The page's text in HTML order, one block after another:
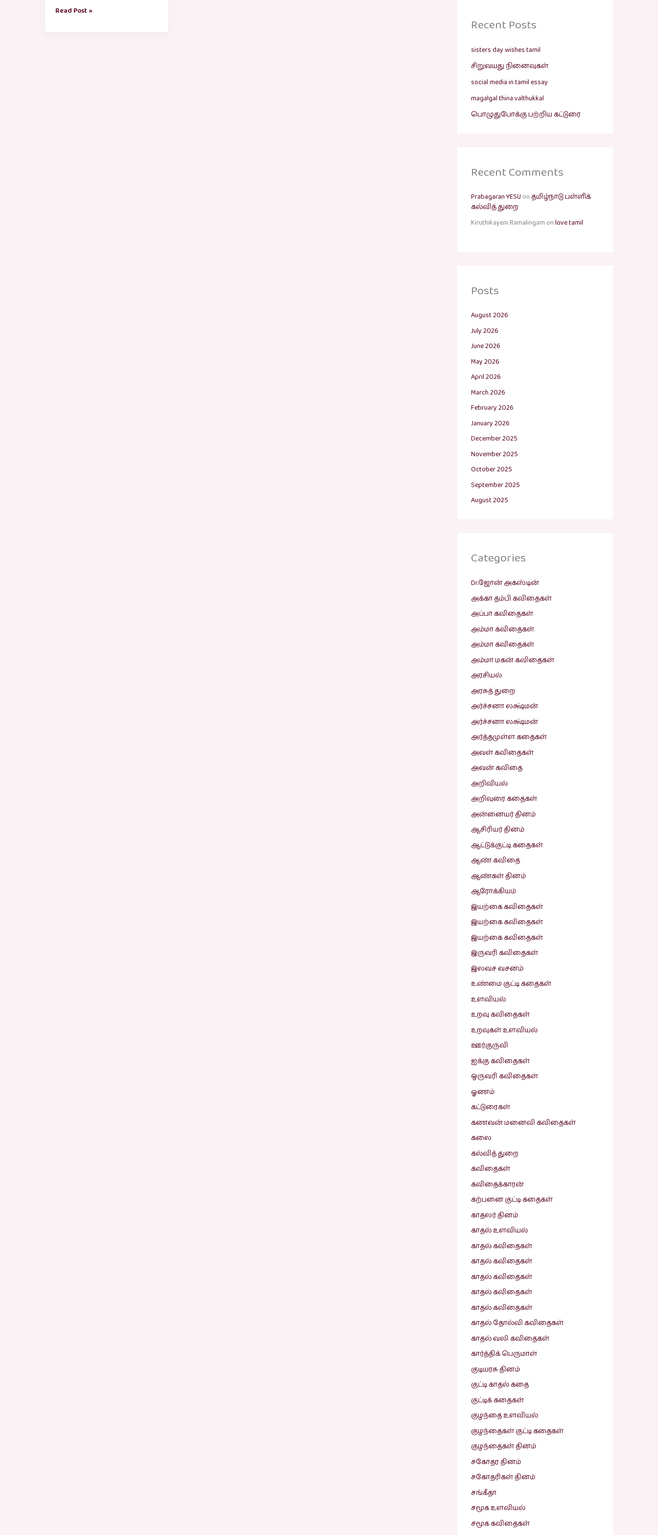
Read Post »
Recent Posts
sisters day wishes tamil
சிறுவயது நினைவுகள்
social media in tamil essay
magalgal thina valthukkal
பொழுதுபோக்கு பற்றிய கட்டுரை
Recent Comments
Prabagaran YESU onதமிழ்நாடு பள்ளிக்
கல்வித் துறை
Kiruthikayeni Ramalingam onlove tamil
Posts
August 2026
July 2026
June 2026
May 2026
April 2026
March 2026
February 2026
January 2026
December 2025
November 2025
October 2025
September 2025
August 2025
Categories
Dr.ஜோன் அகஸ்டின்
அக்கா தம்பி கவிதைகள்
அப்பா கவிதைகள்
அம்மா கவிதைகள்
அம்மா கவிதைகள்
அம்மா மகன் கவிதைகள்
அரசியல்
அரசுத் துறை
அர்ச்சனா லக்ஷ்மன்
அர்ச்சனா லக்ஷ்மன்
அர்த்தமுள்ள கதைகள்
அவள் கவிதைகள்
அவன் கவிதை
அறிவியல்
அறிவுரை கதைகள்
அன்னையர் தினம்
ஆசிரியர் தினம்
ஆட்டுக்குட்டி கதைகள்
ஆண் கவிதை
ஆண்கள் தினம்
ஆரோக்கியம்
இயற்கை கவிதைகள்
இயற்கை கவிதைகள்
இயற்கை கவிதைகள்
இருவரி கவிதைகள்
இலவச வசனம்
உண்மை குட்டி கதைகள்
உளவியல்
உறவு கவிதைகள்
உறவுகள் உளவியல்
ஊர்குருவி
ஐக்கு கவிதைகள்
ஒருவரி கவிதைகள்
ஓணம்
கட்டுரைகள்
கணவன் மனைவி கவிதைகள்
கலை
கல்வித் துறை
கவிதைகள்
கவிதைக்காரன்
கற்பனை குட்டி கதைகள்
காதலர் தினம்
காதல் உளவியல்
காதல் கவிதைகள்
காதல் கவிதைகள்
காதல் கவிதைகள்
காதல் கவிதைகள்
காதல் கவிதைகள்
காதல் தோல்வி கவிதைகள்
காதல் வலி கவிதைகள்
கார்த்திக் பெருமாள்
குடியரசு தினம்
குட்டி காதல் கதை
குட்டிக் கதைகள்
குழந்தை உளவியல்
குழந்தைகள் குட்டி கதைகள்
குழந்தைகள் தினம்
சகோதர தினம்
சகோதரிகள் தினம்
சங்கீதா
சமூக உளவியல்
சமூக கவிதைகள்